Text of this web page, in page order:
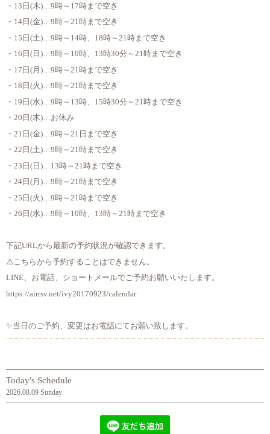
・13日(木)…9時～17時まで空き
・14日(金)…9時～21時まで空き
・15日(土)…9時～14時、18時～21時まで空き
・16日(日)…9時～10時、13時30分～21時まで空き
・17日(月)…9時～21時まで空き
・18日(火)…9時～21時まで空き
・19日(水)…9時～13時、15時30分～21時まで空き
・20日(木)…お休み
・21日(金)…9時～21日まで空き
・22日(土)…9時～21時まで空き
・23日(日)…13時～21時まで空き
・24日(月)…9時～21時まで空き
・25日(火)…9時～21時まで空き
・26日(水)…9時～10時、13時～21時まで空き
下記URLから最新の予約状況が確認できます。
⚠️こちらから予約することはできません。
LINE、お電話、ショートメールでご予約お願いいたします。
https://airrsv.net/ivy20170923/calendar
✨当日のご予約、変更はお電話にてお願い致します。
Today's Schedule
2026.08.09 Sunday